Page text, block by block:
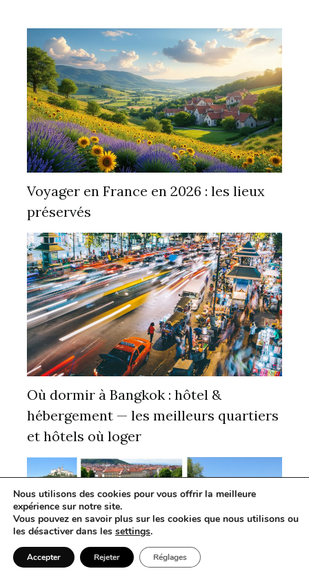
Voyager en France en 2026 : les lieux
préservés
Où dormir à Bangkok : hôtel &
hébergement — les meilleurs quartiers
et hôtels où loger
Nous utilisons des cookies pour vous offrir la meilleure
expérience sur notre site.
Vous pouvez en savoir plus sur les cookies que nous utilisons ou
les désactiver dans les settings.
Accepter Rejeter Réglages